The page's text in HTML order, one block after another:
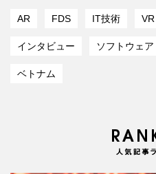
AR FDS IT技術 VR
インタビュー ソフトウェア
ベトナム